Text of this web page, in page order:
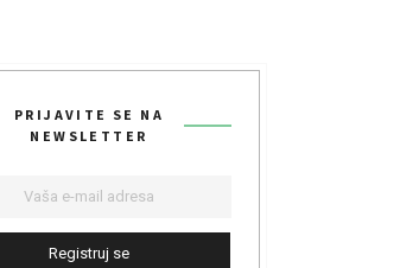
PRIJAVITE SE NA
NEWSLETTER